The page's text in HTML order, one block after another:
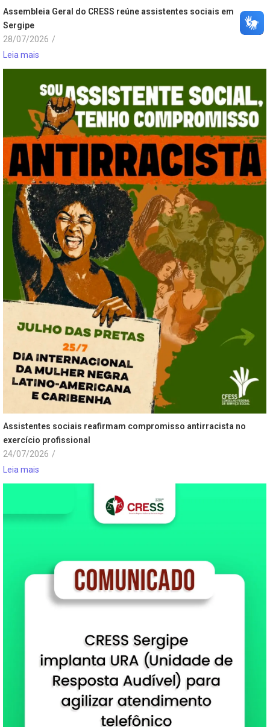
Assembleia Geral do CRESS reúne assistentes sociais em
Sergipe
28/07/2026 /
Leia mais
Assistentes sociais reafirmam compromisso antirracista no
exercício profissional
24/07/2026 /
Leia mais